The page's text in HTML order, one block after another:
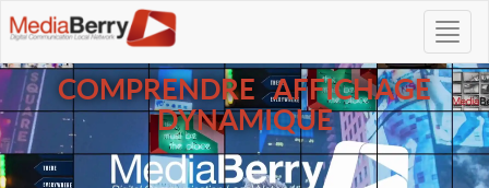
COMPRENDRE AFFICHAGE
DYNAMIQUE